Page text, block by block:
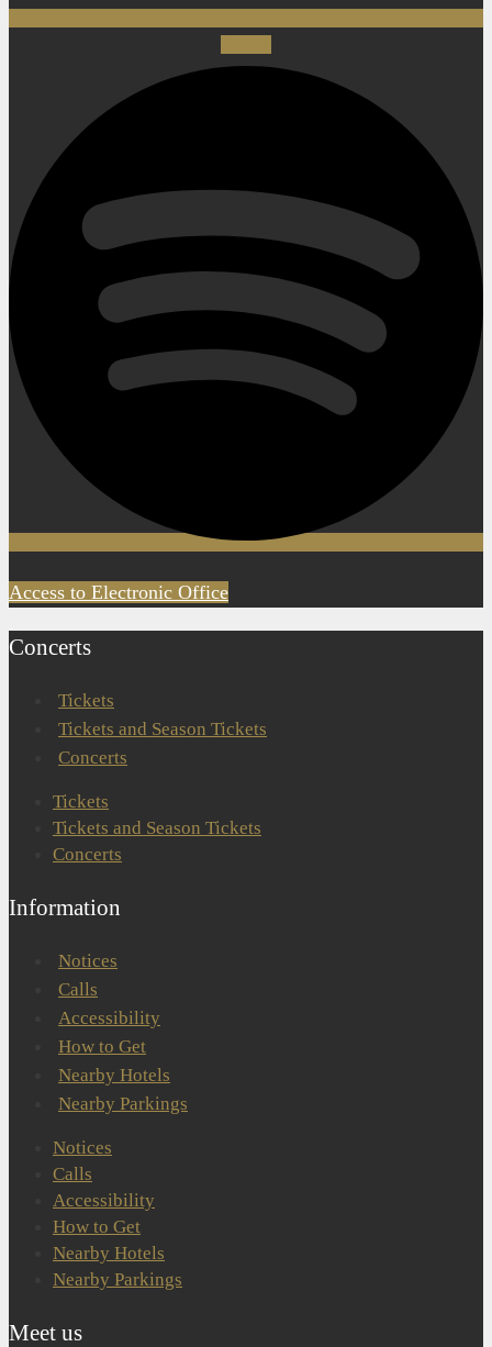
Access to Electronic Office
Concerts
Tickets
Tickets and Season Tickets
Concerts
Tickets
Tickets and Season Tickets
Concerts
Information
Notices
Calls
Accessibility
How to Get
Nearby Hotels
Nearby Parkings
Notices
Calls
Accessibility
How to Get
Nearby Hotels
Nearby Parkings
Meet us